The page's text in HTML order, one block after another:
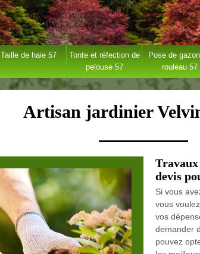
Taille de haie 57
Tonte et réfection de
pelouse 57
Pose de
rouleau 57
Artisan jardinier
devis
Si vous
vous
vos
demander
pouvez